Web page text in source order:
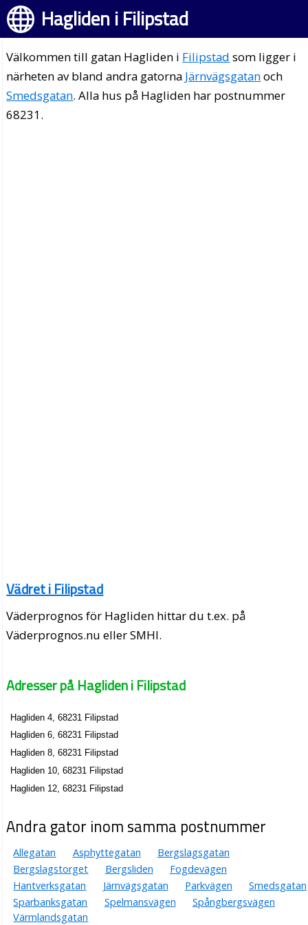
Hagliden i Filipstad
Välkommen till gatan Hagliden i Filipstad som ligger i
närheten av bland andra gatorna Järnvägsgatanoch
Smedsgatan. Alla hus på Hagliden har postnummer
68231.
Vädret i Filipstad
Väderprognos för Hagliden hittar du t.ex. på
Väderprognos.nu eller SMHI.
Adresser på Hagliden i Filipstad
Hagliden 4, 68231 Filipstad
Hagliden 6, 68231 Filipstad
Hagliden 8, 68231 Filipstad
Hagliden 10, 68231 Filipstad
Hagliden 12, 68231 Filipstad
Andra gator inom samma postnummer
Allegatan Asphyttegatan
Bergslagsgatan
Bergslagstorget
Bergsliden
Fogdevägen
Hantverksgatan
Järnvägsgatan Parkvägen
Smedsgatan
Sparbanksgatan
Spelmansvägen
Spångbergsvägen
Värmlandsgatan